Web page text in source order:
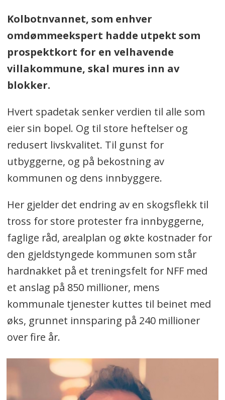
Kolbotnvannet, som enhver
omdømmeekspert hadde utpekt som
prospektkort for en velhavende
villakommune, skal mures inn av
blokker.
Hvert spadetak senker verdien til alle som
eier sin bopel. Og til store heftelser og
redusert livskvalitet. Til gunst for
utbyggerne, og på bekostning av
kommunen og dens innbyggere.
Her gjelder det endring av en skogsflekk til
tross for store protester fra innbyggerne,
faglige råd, arealplan og økte kostnader for
den gjeldstyngede kommunen som står
hardnakket på et treningsfelt for NFF med
et anslag på 850 millioner, mens
kommunale tjenester kuttes til beinet med
øks, grunnet innsparing på 240 millioner
over fire år.